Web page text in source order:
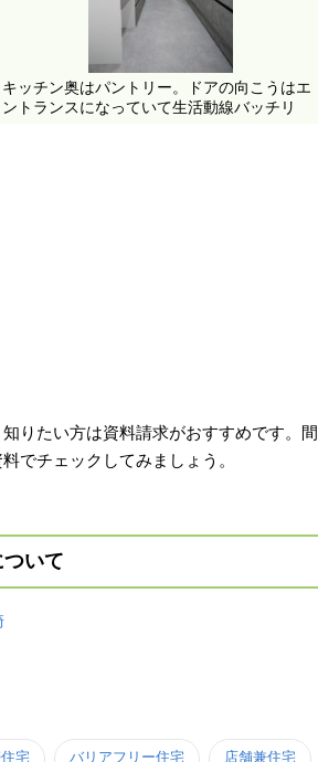
キッチン奥はパントリー。ドアの向こうはエ
ントランスになっていて生活動線バッチリ
りたい方は資料請求がおすすめです。間
でチェックしてみましょう。
いて
宅 バリアフリー住宅 店舗兼住宅